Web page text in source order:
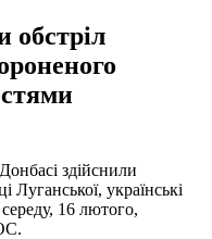
обстріл
здійснили
Луганської, українські
16 лютого,